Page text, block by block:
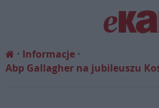
Informacje
Abp Gallagher na jubileuszu